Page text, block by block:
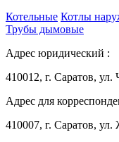
Котельные Котлы
Трубы дымовые
Адрес юридический :
410012, г. Саратов,
Адрес для
410007, г. Саратов,